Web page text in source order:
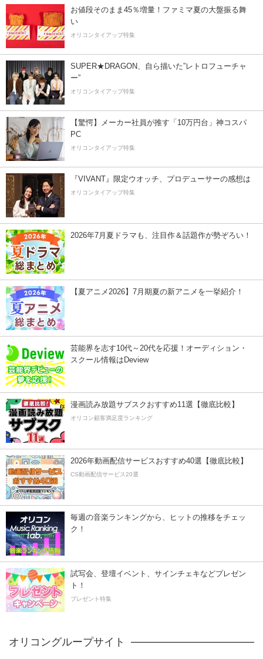
お値段そのまま45％増量！ファミマ夏の大盤振る舞
い
オリコンタイアップ特集
SUPER★DRAGON、自ら描いた”レトロフューチャ
ー”
オリコンタイアップ特集
【驚愕】メーカー社員が推す「10万円台」神コスパ
PC
オリコンタイアップ特集
『VIVANT』限定ウオッチ、プロデューサーの感想は
オリコンタイアップ特集
2026年7月夏ドラマも、注目作＆話題作が勢ぞろい！
【夏アニメ2026】7月期夏の新アニメを一挙紹介！
芸能界を志す10代～20代を応援！オーディション・
スクール情報はDeview
漫画読み放題サブスクおすすめ11選【徹底比較】
オリコン顧客満足度ランキング
2026年動画配信サービスおすすめ40選【徹底比較】
CS動画配信サービス20選
毎週の音楽ランキングから、ヒットの推移をチェッ
ク！
試写会、登壇イベント、サインチェキなどプレゼン
ト！
プレゼント特集
オリコングループサイト